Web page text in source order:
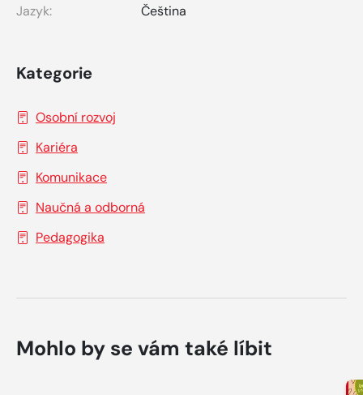
Jazyk:
Čeština
Kategorie
Osobní rozvoj
Kariéra
Komunikace
Naučná a odborná
Pedagogika
Mohlo by se vám také líbit